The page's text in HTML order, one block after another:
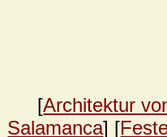
[Architektur
Salamanca] [